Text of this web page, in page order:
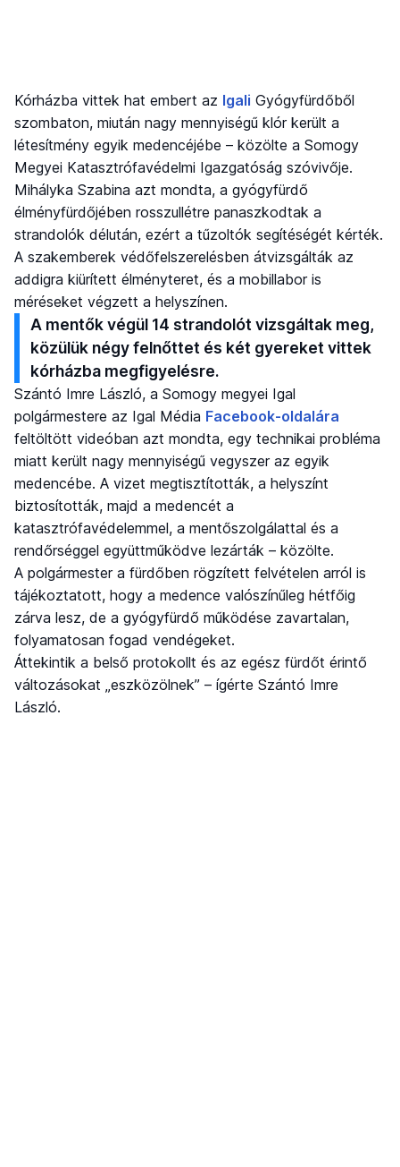
Kórházba vittek hat embert az Igali Gyógyfürdőből
szombaton, miután nagy mennyiségű klór került a
létesítmény egyik medencéjébe – közölte a Somogy
Megyei Katasztrófavédelmi Igazgatóság szóvivője.
Mihályka Szabina azt mondta, a gyógyfürdő
élményfürdőjében rosszullétre panaszkodtak a
strandolók délután, ezért a tűzoltók segítéségét kérték.
A szakemberek védőfelszerelésben átvizsgálták az
addigra kiürített élményteret, és a mobillabor is
méréseket végzett a helyszínen.
A mentők végül 14 strandolót vizsgáltak meg,
közülük négy felnőttet és két gyereket vittek
kórházba megfigyelésre.
Szántó Imre László, a Somogy megyei Igal
polgármestere az Igal Média Facebook-oldalára
feltöltött videóban azt mondta, egy technikai probléma
miatt került nagy mennyiségű vegyszer az egyik
medencébe. A vizet megtisztították, a helyszínt
biztosították, majd a medencét a
katasztrófavédelemmel, a mentőszolgálattal és a
rendőrséggel együttműködve lezárták – közölte.
A polgármester a fürdőben rögzített felvételen arról is
tájékoztatott, hogy a medence valószínűleg hétfőig
zárva lesz, de a gyógyfürdő működése zavartalan,
folyamatosan fogad vendégeket.
Áttekintik a belső protokollt és az egész fürdőt érintő
változásokat „eszközölnek” – ígérte Szántó Imre
László.